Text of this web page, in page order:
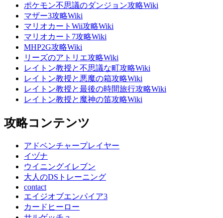
ポケモン不思議のダンジョン攻略Wiki
マザー3攻略Wiki
マリオカートWii攻略Wiki
マリオカート7攻略Wiki
MHP2G攻略Wiki
リーズのアトリエ攻略Wiki
レイトン教授と不思議な町攻略Wiki
レイトン教授と悪魔の箱攻略Wiki
レイトン教授と最後の時間旅行攻略Wiki
レイトン教授と魔神の笛攻略Wiki
攻略コンテンツ
アドベンチャープレイヤー
イヅナ
ウイニングイレブン
大人のDSトレーニング
contact
エイジオブエンパイア3
カードヒーロー